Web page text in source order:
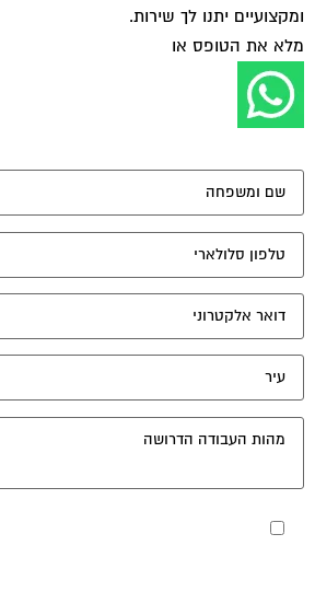
ומקצועיים יתנו לך שירות.
מלא את הטופס אולחץ לשליחת הודעת ווצאפ
מאשר את תנאי הפרטיות